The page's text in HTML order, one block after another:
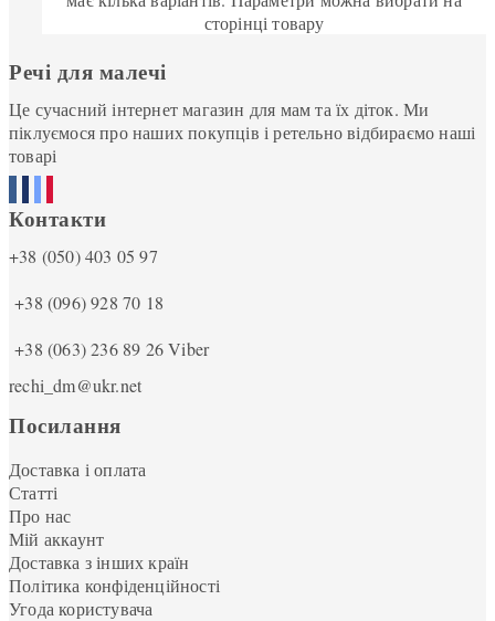
сторінці товару
Речі для малечі
Це сучасний інтернет магазин для мам та їх діток. Ми
піклуємося про наших покупців і ретельно відбираємо наші
товарі
Контакти
+38 (050) 403 05 97
+38 (096) 928 70 18
+38 (063) 236 89 26Viber
rechi_dm@ukr.net
Посилання
Доставка і оплата
Статті
Про нас
Мій аккаунт
Доставка з інших країн
Політика конфіденційності
Угода користувача